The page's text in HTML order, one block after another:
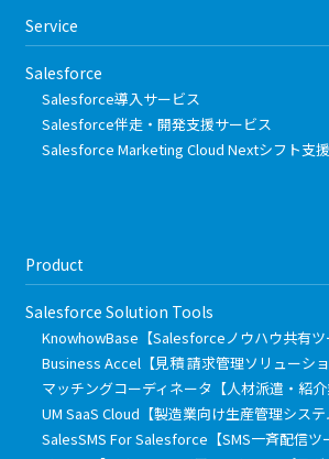
Service
Salesforce
Salesforce導入サービス
Salesforce伴走・開発支援サービス
Salesforce Marketing Cloud Nextシフト支
Product
Salesforce Solution Tools
KnowhowBase【Salesforceノウハウ共有ツ
Business Accel【見積 請求管理ソリューショ
マッチングコーディネータ【人材派遣・紹介
UM SaaS Cloud【製造業向け生産管理システ
SalesSMS For Salesforce【SMS一斉配信ツ